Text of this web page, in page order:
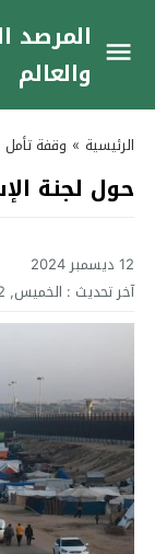
والعالم
الرئيسية » وقفة تأمل
حول لجنة
12 ديسمبر 2024
آخر تحديث : الخميس, 12 ديسمبر, 2024 - 11:30 صباحًا